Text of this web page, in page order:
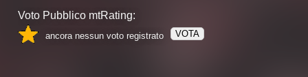
Voto Pubblico mtRating:
ancora nessun voto registrato VOTA